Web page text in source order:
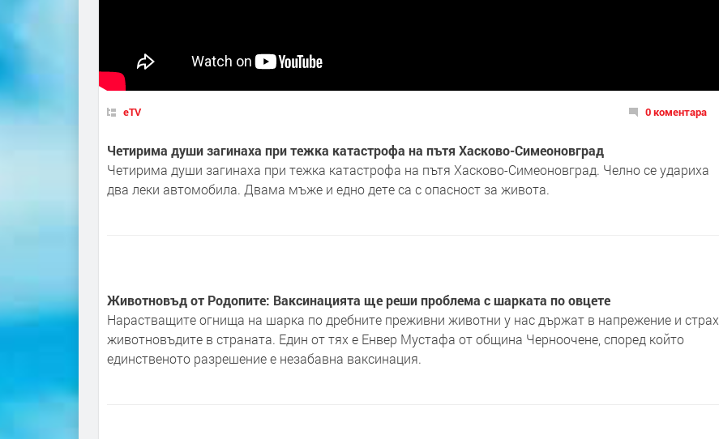
eTV 0 коментара
Четирима души загинаха при тежка катастрофа на пътя Хасково-Симеоновград
Четирима души загинаха при тежка катастрофа на пътя Хасково-Симеоновград. Челно се удариха
два леки автомобила. Двама мъже и едно дете са с опасност за живота.
Животновъд от Родопите: Ваксинацията ще реши проблема с шарката по овцете
Нарастващите огнища на шарка по дребните преживни животни у нас държат в напрежение и страх
животновъдите в страната. Един от тях е Енвер Мустафа от община Черноочене, според който
единственото разрешение е незабавна ваксинация.